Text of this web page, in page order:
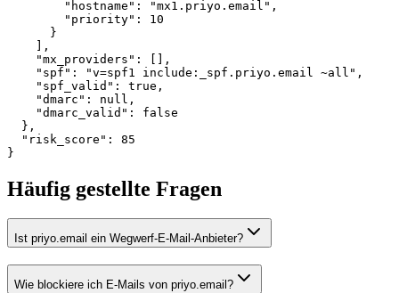
        "hostname": "mx1.priyo.email",
        "priority": 10
      }
    ],
    "mx_providers": [],
    "spf": "v=spf1 include:_spf.priyo.email ~all",
    "spf_valid": true,
    "dmarc": null,
    "dmarc_valid": false
  },
  "risk_score": 85
}
Häufig gestellte Fragen
Ist priyo.email ein Wegwerf-E-Mail-Anbieter?
Wie blockiere ich E-Mails von priyo.email?